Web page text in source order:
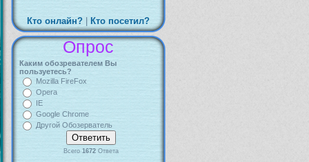
Кто онлайн? Кто посетил?
Опрос
Каким обозревателем Вы
пользуетесь?
Mozilla FireFox
Opera
IE
Google Chrome
Другой Обозерватель
Всего 1672Ответа